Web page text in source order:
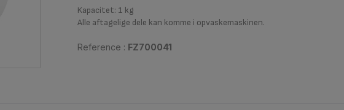
Kapacitet: 1 kg
Alle aftagelige dele kan komme i opvaskemaskinen.
Reference : FZ700041